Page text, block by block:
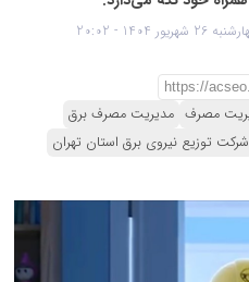
26 شهریور 1404 - 20:02
مصرف مدیریت مصرف برق
شرکت توزیع نیروی برق استان تهران